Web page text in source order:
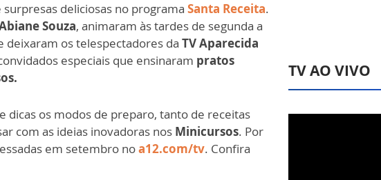
deliciosas no programa Santa Receita.
Souza, animaram às tardes de segunda a
deixaram os telespectadores da TV Aparecida
especiais que ensinaram pratos
dicas os modos de preparo, tanto de receitas
com as ideias inovadoras nos Minicursos. Por
em setembro noa12.com/tv. Confira
TV AO VIVO